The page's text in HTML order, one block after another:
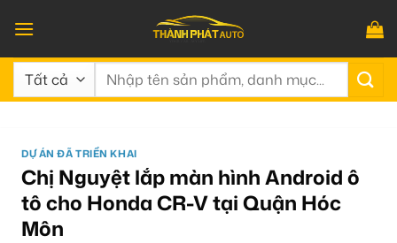
qua
nội
dung
Tìm
DỰ ÁN ĐÃ TRIỂN KHAI
Chị Nguyệt lắp màn hình Android ô
tô cho Honda CR-V tại Quận Hóc
Môn